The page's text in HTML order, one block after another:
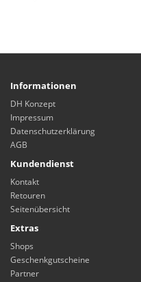
Informationen
DH Konzept
Impressum
Datenschutzerklärung
AGB
Kundendienst
Kontakt
Retouren
Seitenübersicht
Extras
Shops
Geschenkgutscheine
Partner